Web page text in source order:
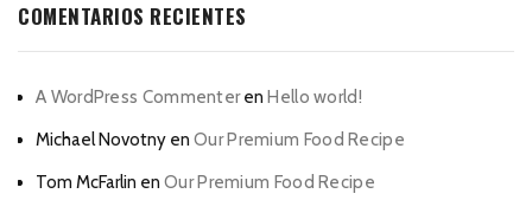
COMENTARIOS RECIENTES
A WordPress CommenterenHello world!
Michael Novotny en Our Premium Food Recipe
Tom McFarlin en Our Premium Food Recipe